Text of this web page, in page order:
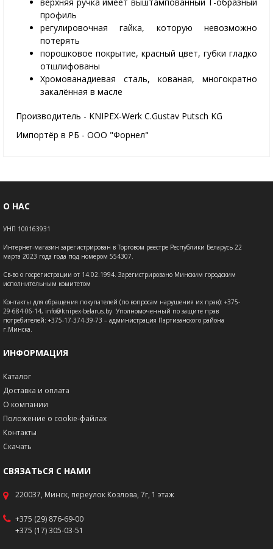
профиль
регулировочная гайка, которую невозможно
потерять
порошковое покрытие, красный цвет, губки гладко
отшлифованы
Хромованадиевая сталь, кованая, многократно
закалённая в масле
Производитель - KNIPEX-Werk C.Gustav Putsch KG
Импортёр в РБ - ООО "Форнел"
О НАС
УНП 100163931
Интернет-магазин зарегистрирован в Торговом реестре Республики Беларусь 22
марта 2023 года года под номером 554307.
Св-во о госрегистрации от 14.02.1994. Зарегистрировано Минским городским
исполнительным комитетом
Контакты для обращения покупателей (по вопросам нарушения их прав): +375-
29-684-06-14, info@knipex-belarus.by Уполномоченный по защите прав
потребителей: +375-17-374-39-73 – администрация Партизанского района
г.Минска.
ИНФОРМАЦИЯ
Каталог
Доставка и оплата
О компании
Положение о cookie-файлах
Контакты
Скачать
СВЯЗАТЬСЯ С НАМИ
220037, Минск, переулок Козлова, 7г, 1 этаж
+375 (29) 876-69-00
+375 (17) 305-03-51